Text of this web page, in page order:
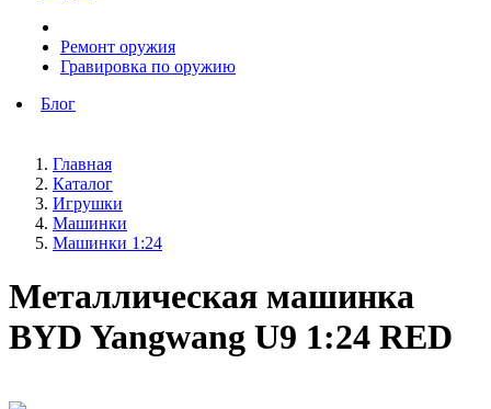
Ремонт оружия
Гравировка по оружию
Блог
Главная
Каталог
Игрушки
Машинки
Машинки 1:24
Металлическая машинка
BYD Yangwang U9 1:24 RED